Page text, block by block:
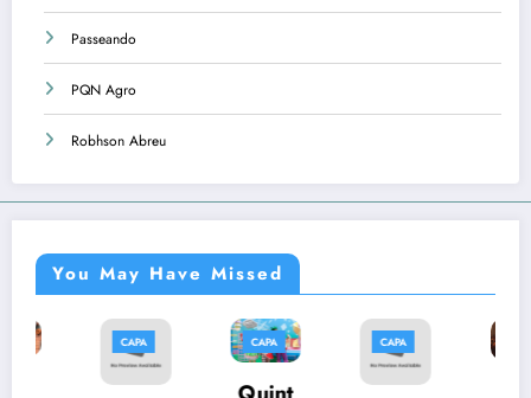
Passeando
PQN Agro
Robhson Abreu
You May Have Missed
CAPA CAPA CAPA
Músi